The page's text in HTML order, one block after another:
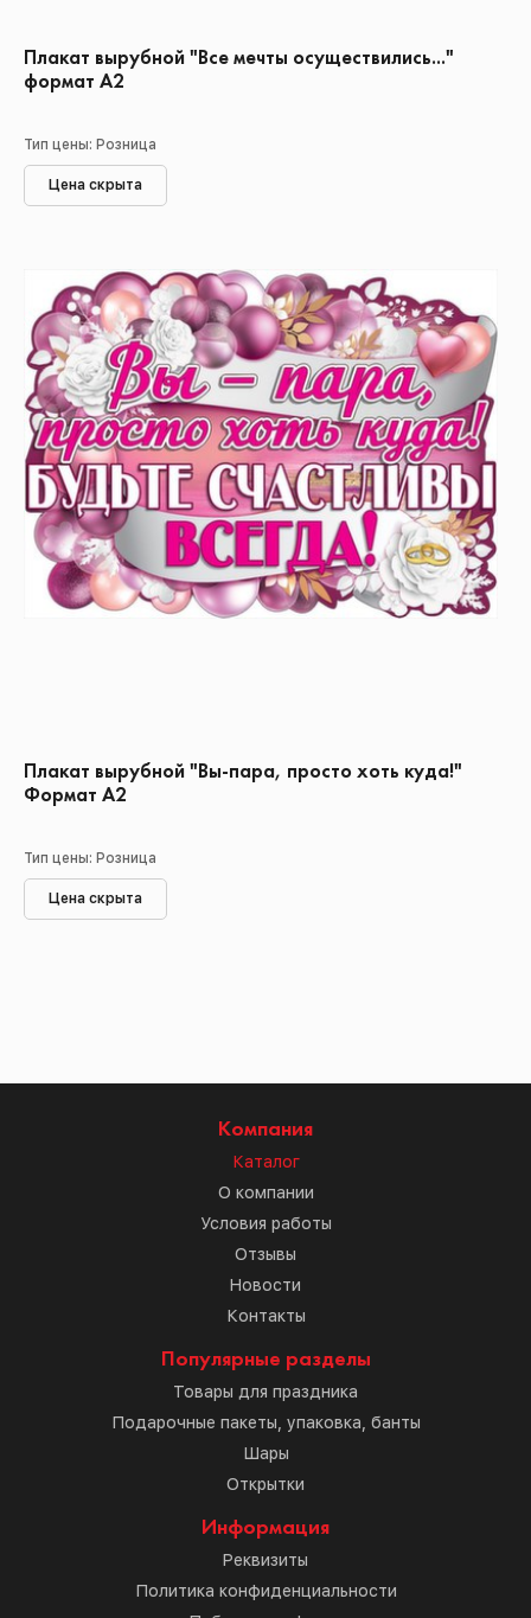
Плакат вырубной "Все мечты осуществились..."
формат А2
Тип цены: Розница
Цена скрыта
Плакат вырубной "Вы-пара, просто хоть куда!"
Формат А2
Тип цены: Розница
Цена скрыта
Компания
Каталог
О компании
Условия работы
Отзывы
Новости
Контакты
Популярные разделы
Товары для праздника
Подарочные пакеты, упаковка, банты
Шары
Открытки
Информация
Реквизиты
Политика конфиденциальности